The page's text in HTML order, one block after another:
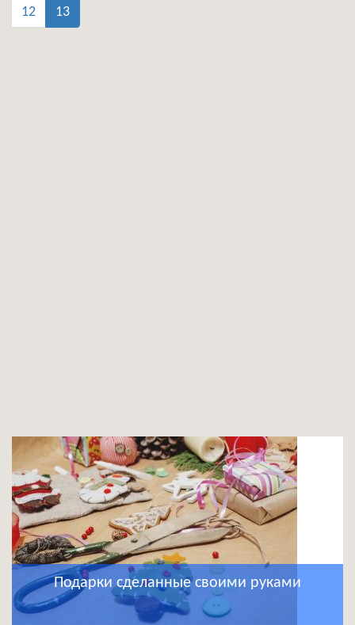
12 13
Подарки сделанные своими руками